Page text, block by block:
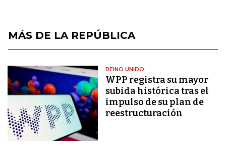
MÁS DE LA REPÚBLICA
REINO UNIDO
WPP registra su mayor
subida histórica tras el
impulso de su plan de
reestructuración